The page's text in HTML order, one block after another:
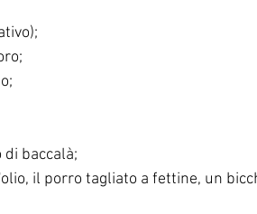
baccalà;
il porro tagliato a fettine, un